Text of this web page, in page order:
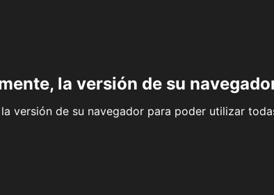
la versión de su
versión de su navegador para poder utilizar